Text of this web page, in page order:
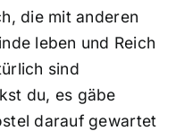
die mit anderen
leben und Reich
sind
du, es gäbe
darauf gewartet